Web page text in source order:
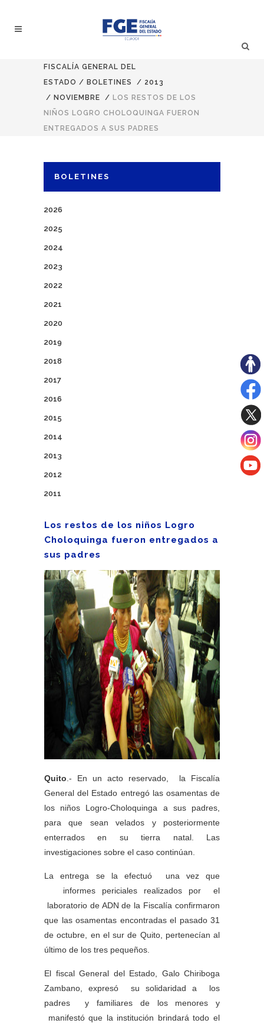
FISCALÍA GENERAL DEL
ESTADO / BOLETINES / 2013
/ NOVIEMBRE / LOS RESTOS DE LOS
NIÑOS LOGRO CHOLOQUINGA FUERON
ENTREGADOS A SUS PADRES
BOLETINES
2026
2025
2024
2023
2022
2021
2020
2019
2018
2017
2016
2015
2014
2013
2012
2011
Los restos de los niños Logro
Choloquinga fueron entregados a
sus padres
Quito .- En un acto reservado, la Fiscalía
General del Estado entregó las osamentas de
los niños Logro-Choloquinga a sus padres,
para que sean velados y posteriormente
enterrados en su tierra natal. Las
investigaciones sobre el caso continúan.
La entrega se la efectuó una vez que
informes periciales realizados por el
laboratorio de ADN de la Fiscalía confirmaron
que las osamentas encontradas el pasado 31
de octubre, en el sur de Quito, pertenecían al
último de los tres pequeños.
El fiscal General del Estado, Galo Chiriboga
Zambano, expresó su solidaridad a los
padres y familiares de los menores y
manifestó que la institución brindará todo el